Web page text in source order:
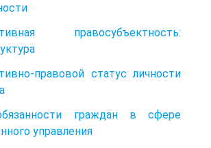
правосубъектность:
правовой статус личности
граждан в сфере
управления